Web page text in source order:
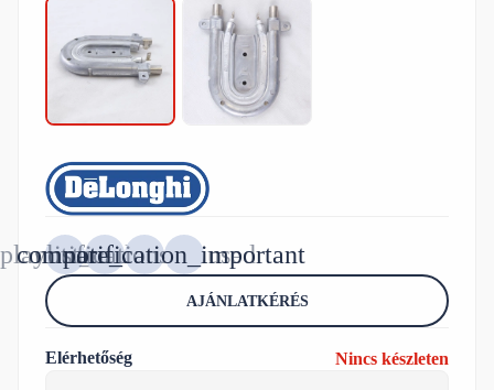
Elérhetőség Nincs készleten
AJÁNLATKÉRÉS